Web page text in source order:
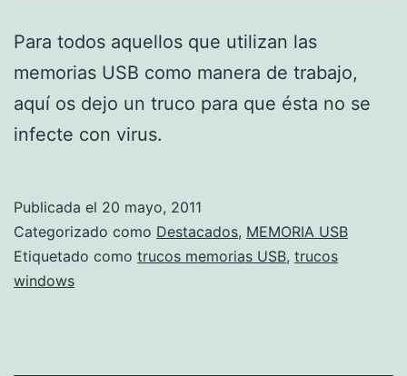
Para todos aquellos que utilizan las
memorias USB como manera de trabajo,
aquí os dejo un truco para que ésta no se
infecte con virus.
Publicada el 20 mayo, 2011
Categorizado como Destacados, MEMORIA USB
Etiquetado como trucos memorias USB, trucos
windows